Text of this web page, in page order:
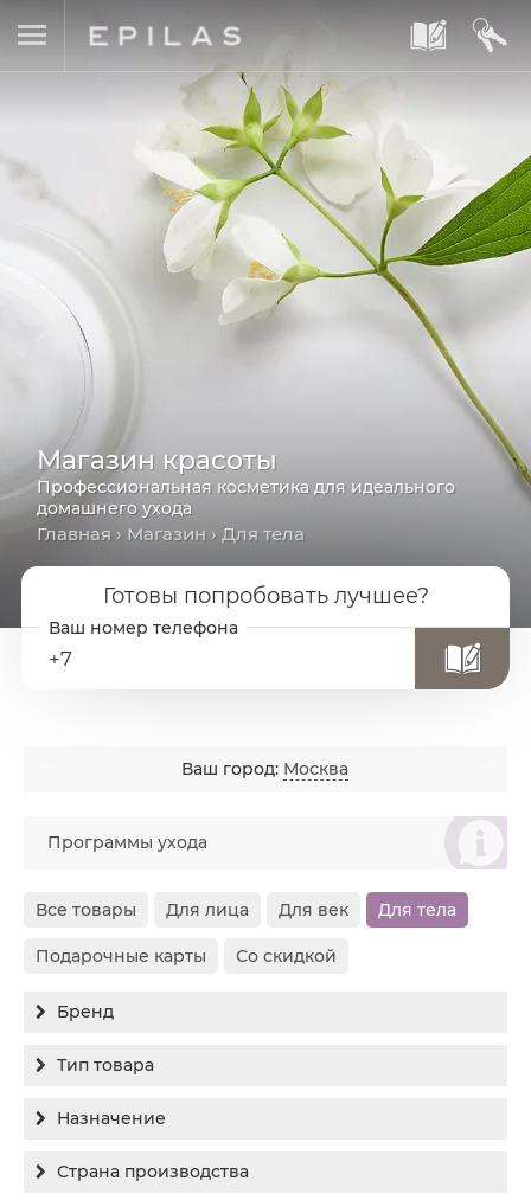
A B
Магазин красоты
Профессиональная косметика для идеального
домашнего ухода
Главная › Магазин › Для тела
Готовы попробовать лучшее?
+7
Ваш город: Москва
စ
Программы ухода
Все товары Для лица Для век Для тела
Подарочные карты Со скидкой
Бренд
Medic Control Peel
Тип товара
Бальзам
Концентрат
Назначение
Гиперпигментация
Страна производства